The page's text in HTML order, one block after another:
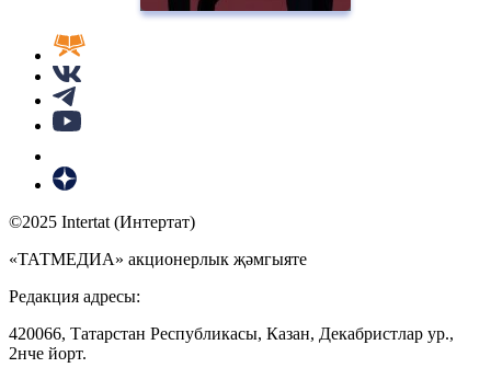
©2025 Intertat (Интертат)
«ТАТМЕДИА» акционерлык җәмгыяте
Редакция адресы:
420066, Татарстан Республикасы, Казан, Декабристлар ур.,
2нче йорт.